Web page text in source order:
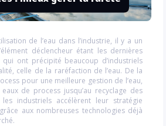
de l’eau dans l’industrie, il y a un
déclencheur étant les dernières
qui ont précipité beaucoup d’industriels
celle de la raréfaction de l’eau. De la
pour une meilleure gestion de l’eau,
de process jusqu’au recyclage des
industriels accélèrent leur stratégie
aux nombreuses technologies déjà